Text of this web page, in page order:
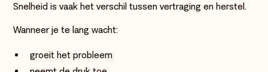
Snelheid is vaak het verschil tussen vertraging en herstel.
Wanneer je te lang wacht:
groeit het probleem